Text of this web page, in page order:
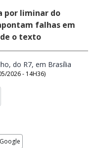
por liminar do
falhas em
o texto
do R7, em Brasília
2026 - 14H36)